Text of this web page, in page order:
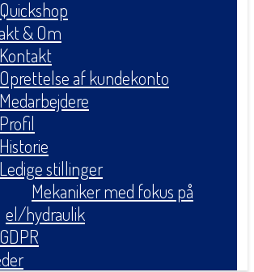
Quickshop
& Om
Kontakt
Oprettelse af kundekonto
Medarbejdere
Profil
Historie
Ledige stillinger
Mekaniker med fokus på
el/hydraulik
GDPR